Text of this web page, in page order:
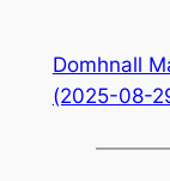
Domhnall
(2025-08-